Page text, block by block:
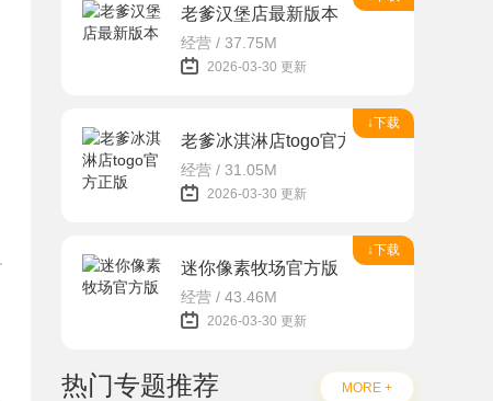
老爹汉堡店最新版本
经营 / 37.75M
2026-03-30 更新
↓下载
老爹冰淇淋店togo官方正版
经营 / 31.05M
2026-03-30 更新
↓下载
迷你像素牧场官方版
经营 / 43.46M
2026-03-30 更新
热门专题推荐 MORE +